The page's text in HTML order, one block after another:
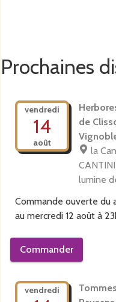
Prochaines
vendredi
14
août
de
la
lumine
Commande ouverte du
au mercredi 12 août à
Commander
vendredi